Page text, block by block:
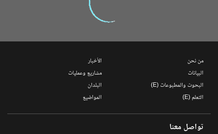
من نحن
البيانات
البحوث والمطبوعات (E)
التعلم (E)
الأخبار
مشاريع وعمليات
البلدان
المواضيع
تواصل معنا